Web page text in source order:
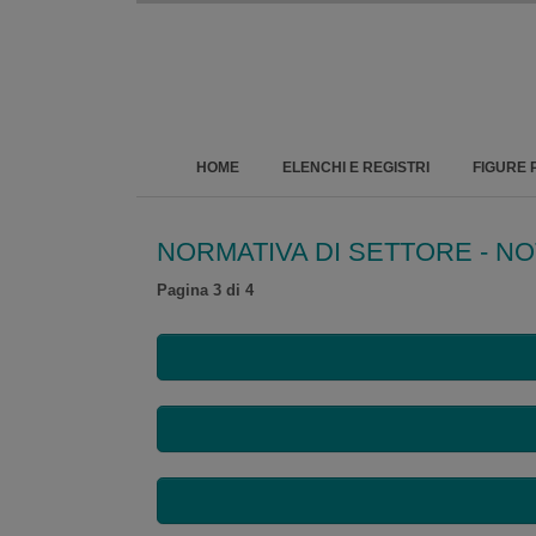
HOME ELENCHI E REGISTRI FIGURE
NORMATIVA DI SETTORE -
Pagina 3 di 4